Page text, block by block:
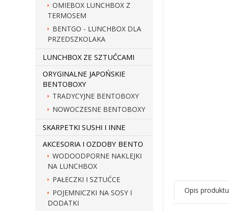
OMIEBOX LUNCHBOX Z
TERMOSEM
BENTGO - LUNCHBOX DLA
PRZEDSZKOLAKA
LUNCHBOX ZE SZTUĆCAMI
ORYGINALNE JAPOŃSKIE
BENTOBOXY
TRADYCYJNE BENTOBOXY
NOWOCZESNE BENTOBOXY
SKARPETKI SUSHI I INNE
AKCESORIA I OZDOBY BENTO
WODOODPORNE NAKLEJKI
NA LUNCHBOX
PAŁECZKI I SZTUĆCE
POJEMNICZKI NA SOSY I
DODATKI
Opis produktu